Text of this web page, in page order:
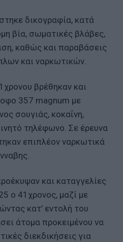
δικογραφία, κατά
βία, σωματικές βλάβες,
καθώς και παραβάσεις
και ναρκωτικών.
βρέθηκαν και
357 magnum με
σουγιάς, κοκαΐνη,
τηλέφωνο. Σε έρευνα
επιπλέον ναρκωτικά
και καταγγελίες
ο 41χρονος, μαζί με
κατ’ εντολή του
άτομα προκειμένου να
διεκδικήσεις για